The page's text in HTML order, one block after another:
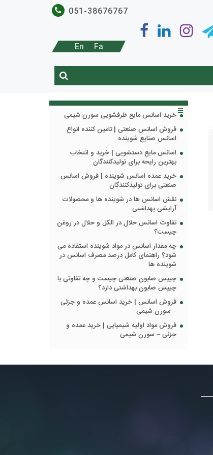
051-38676767
Fa
En
خرید اسانس مایع ظرفشویی سورن شیمی
فروش اسانس صنعتی | تامین کننده انواع
اسانس صنایع شوینده
اسانس مایع دستشویی | خرید و انتخاب
بهترین رایحه برای تولیدکنندگان
خرید عمده اسانس شوینده | فروش اسانس
صنعتی برای تولیدکنندگان
نقش اسانس ها در شوینده ها و محصولات
آرایشی بهداشتی
تفاوت اسانس حلال در الکل و حلال در روغن
چیست؟
چه مقدار اسانس در مواد شوینده استفاده می
شود؟ راهنمای کامل درصد مصرف اسانس در
شوینده ها
چیپس صابون صنعتی چیست و چه تفاوتی با
چیپس صابون بهداشتی دارد؟
فروش اسانس | خرید اسانس عمده و جزئی
– سورن شیمی
فروش مواد اولیه شیمیایی | خرید عمده و
جزئی – سورن شیمی